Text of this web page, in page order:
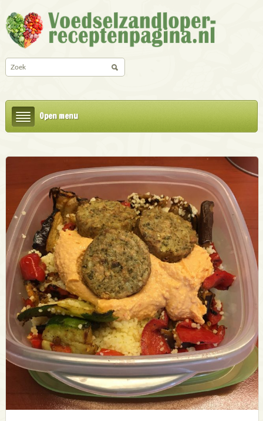
Open menu